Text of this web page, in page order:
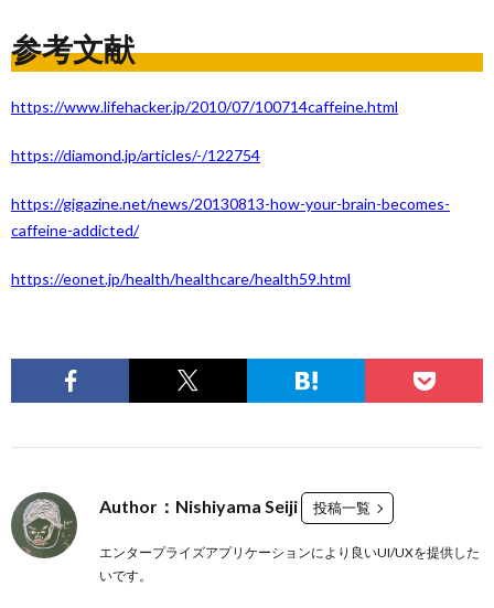
参考文献
https://www.lifehacker.jp/2010/07/100714caffeine.html
https://diamond.jp/articles/-/122754
https://gigazine.net/news/20130813-how-your-brain-becomes-
caffeine-addicted/
https://eonet.jp/health/healthcare/health59.html
Author：Nishiyama Seiji 投稿一覧
エンタープライズアプリケーションにより良いUI/UXを提供した
いです。